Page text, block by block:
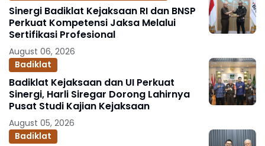
Sinergi Badiklat Kejaksaan RI dan BNSP
Perkuat Kompetensi Jaksa Melalui
Sertifikasi Profesional
August 06, 2026
Badiklat
Badiklat Kejaksaan dan UI Perkuat
Sinergi, Harli Siregar Dorong Lahirnya
Pusat Studi Kajian Kejaksaan
August 05, 2026
Badiklat